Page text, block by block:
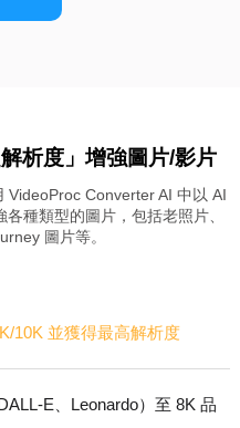
析度」增強圖片/影片
VideoProc Converter AI 中以 AI
種類型的圖片，包括老照片、
圖片等。
10K 並獲得最高解析度
E、Leonardo）至 8K 品